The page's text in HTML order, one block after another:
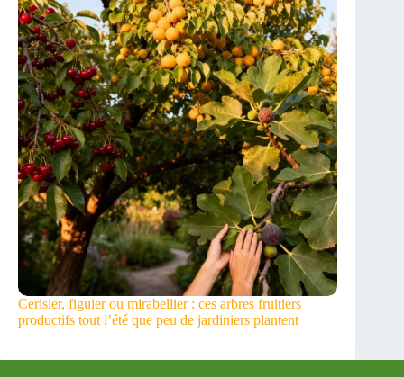
Cerisier, figuier ou mirabellier : ces arbres fruitiers
productifs tout l’été que peu de jardiniers plantent